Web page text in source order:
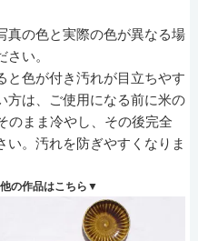
真の色と実際の色が異なる場
い。
と色が付き汚れが目立ちやす
方は、ご使用になる前に米の
のまま冷やし、その後完全
い。汚れを防ぎやすくなりま
の作品はこちら▼